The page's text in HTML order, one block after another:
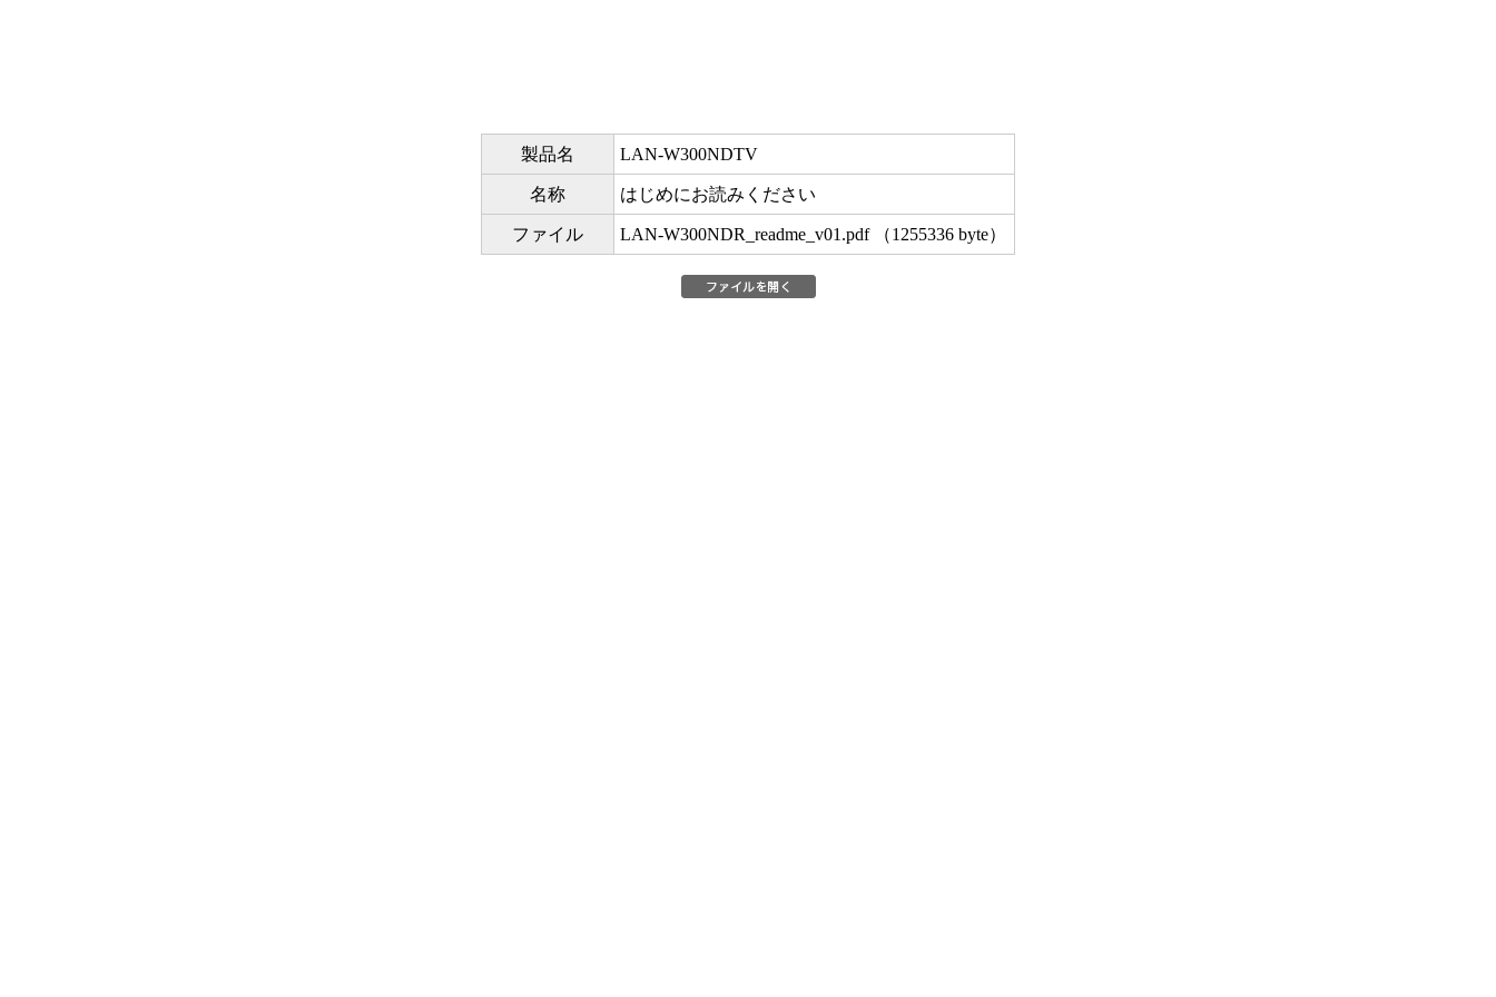
製品名 LAN-W300NDTV
名称 はじめにお読みください
ファイル LAN-W300NDR_readme_v01.pdf （1255336 byte）